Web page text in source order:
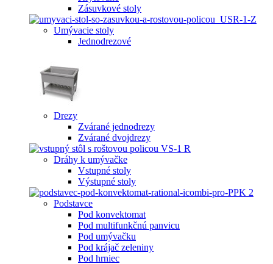
Zásuvkové stoly
Umývacie stoly
Jednodrezové
Drezy
Zvárané jednodrezy
Zvárané dvojdrezy
Dráhy k umývačke
Vstupné stoly
Výstupné stoly
Podstavce
Pod konvektomat
Pod multifunkčnú panvicu
Pod umývačku
Pod krájač zeleniny
Pod hrniec